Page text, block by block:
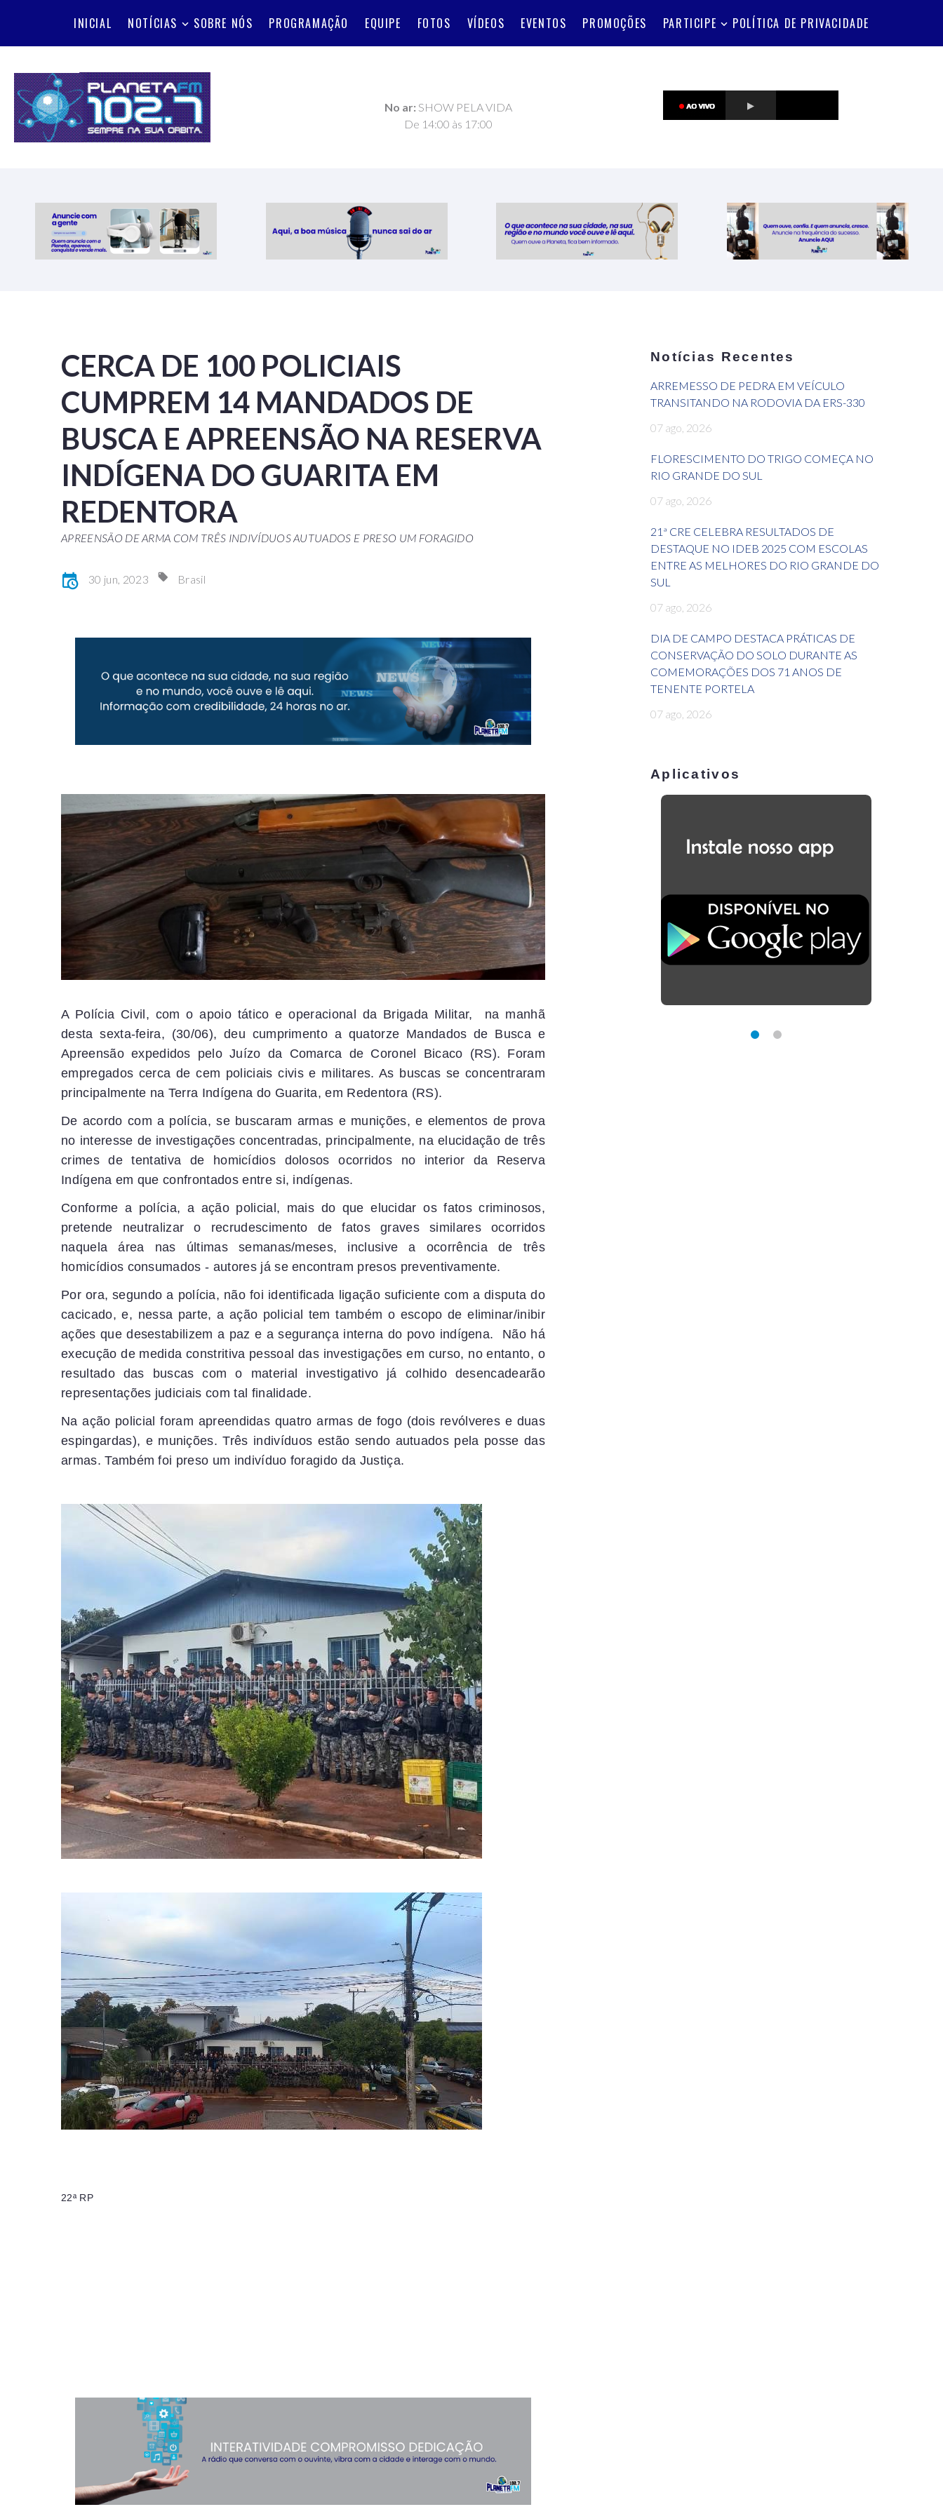
INICIAL NOTÍCIAS SOBRE NÓS PROGRAMAÇÃO EQUIPE FOTOS VÍDEOS EVENTOS PROMOÇÕES PARTICIPE POLÍTICA DE PRIVACIDADE
No ar: SHOW PELA VIDA
De 14:00 às 17:00
CERCA DE 100 POLICIAIS
CUMPREM 14 MANDADOS DE
BUSCA E APREENSÃO NA RESERVA
INDÍGENA DO GUARITA EM
REDENTORA
APREENSÃO DE ARMA COM TRÊS INDIVÍDUOS AUTUADOS E PRESO UM FORAGIDO
30 jun, 2023 Brasil
A Polícia Civil, com o apoio tático e operacional da Brigada Militar, na manhã
desta sexta-feira, (30/06), deu cumprimento a quatorze Mandados de Busca e
Apreensão expedidos pelo Juízo da Comarca de Coronel Bicaco (RS). Foram
empregados cerca de cem policiais civis e militares. As buscas se concentraram
principalmente na Terra Indígena do Guarita, em Redentora (RS).
De acordo com a polícia, se buscaram armas e munições, e elementos de prova
no interesse de investigações concentradas, principalmente, na elucidação de três
crimes de tentativa de homicídios dolosos ocorridos no interior da Reserva
Indígena em que confrontados entre si, indígenas.
Conforme a polícia, a ação policial, mais do que elucidar os fatos criminosos,
pretende neutralizar o recrudescimento de fatos graves similares ocorridos
naquela área nas últimas semanas/meses, inclusive a ocorrência de três
homicídios consumados - autores já se encontram presos preventivamente.
Por ora, segundo a polícia, não foi identificada ligação suficiente com a disputa do
cacicado, e, nessa parte, a ação policial tem também o escopo de eliminar/inibir
ações que desestabilizem a paz e a segurança interna do povo indígena. Não há
execução de medida constritiva pessoal das investigações em curso, no entanto, o
resultado das buscas com o material investigativo já colhido desencadearão
representações judiciais com tal finalidade.
Na ação policial foram apreendidas quatro armas de fogo (dois revólveres e duas
espingardas), e munições. Três indivíduos estão sendo autuados pela posse das
armas. Também foi preso um indivíduo foragido da Justiça.
22ª RP
Notícias Recentes
ARREMESSO DE PEDRA EM VEÍCULO
TRANSITANDO NA RODOVIA DA ERS-330
07 ago, 2026
FLORESCIMENTO DO TRIGO COMEÇA NO
RIO GRANDE DO SUL
07 ago, 2026
21ª CRE CELEBRA RESULTADOS DE
DESTAQUE NO IDEB 2025 COM ESCOLAS
ENTRE AS MELHORES DO RIO GRANDE DO
SUL
07 ago, 2026
DIA DE CAMPO DESTACA PRÁTICAS DE
CONSERVAÇÃO DO SOLO DURANTE AS
COMEMORAÇÕES DOS 71 ANOS DE
TENENTE PORTELA
07 ago, 2026
Aplicativos